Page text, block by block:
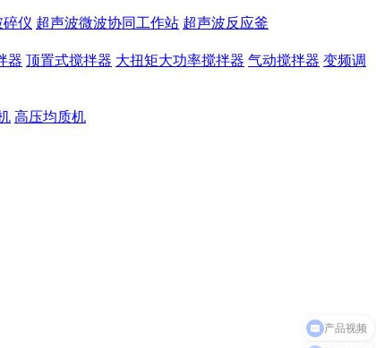
碎仪 超声波微波协同工作站 超声波反应釜
器 顶置式搅拌器 大扭矩大功率搅拌器 气动搅拌器 变频调
高压均质机